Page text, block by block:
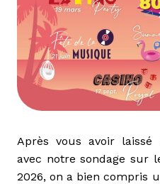
Après vous avoir
avec notre sondage sur
2026, on a bien compris